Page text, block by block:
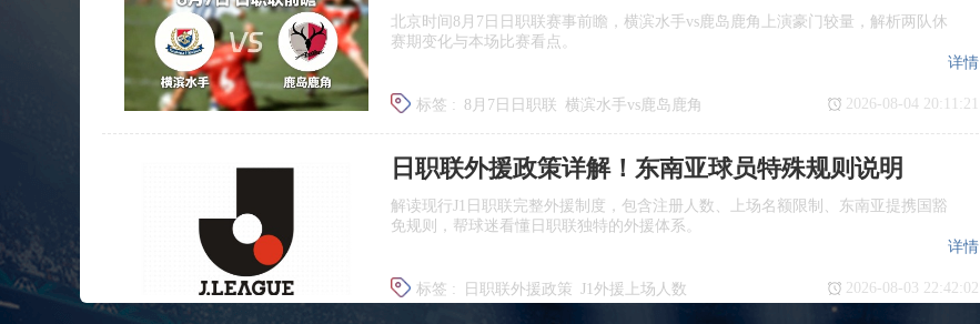
北京时间8月7日日职联赛事前瞻，横滨水手vs鹿岛鹿角上演豪门较量，解析两队休
赛期变化与本场比赛看点。
标签 : 8月7日日职联 横滨水手vs鹿岛鹿角
日职联前瞻 日职联
详情
2026-08-04 20:11:21
日职联外援政策详解！东南亚球员特殊规则说明
解读现行J1日职联完整外援制度，包含注册人数、上场名额限制、东南亚提携国豁
免规则，帮球迷看懂日职联独特的外援体系。
标签 : 日职联外援政策 J1外援上场人数
详情
2026-08-03 22:42:02